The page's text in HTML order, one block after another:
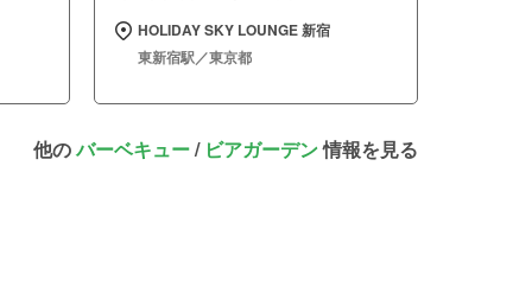
HOLIDAY SKY LOUNGE 新宿
東新宿駅／東京都
他のバーベキュー/ ビアガーデン情報を見る